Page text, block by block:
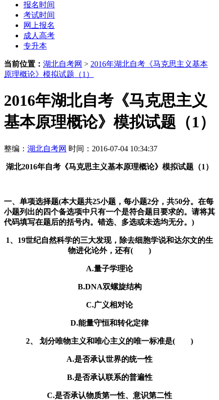
报名时间
考试时间
网上报名
成人高考
专升本
当前位置： 湖北自考网 > 2016年湖北自考《马克思主义基本
原理概论》模拟试题（1）
2016年湖北自考《马克思主义
基本原理概论》模拟试题（1）
整编： 湖北自考网 时间：2016-07-04 10:34:37
湖北2016年自考《马克思主义基本原理概论》模拟试题（1）
一、单项选择题(本大题共25小题，每小题2分，共50分。在每
小题列出的四个备选项中只有一个是符合题目要求的。请将其
代码填写在题后的括号内。错选、多选或未选均无分。)
1、19世纪自然科学的三大发现，除去细胞学说和达尔文的生
物进化论外，还有( )
A.量子学理论
B.DNA双螺旋结构
C.广义相对论
D.能量守恒和转化定律
2、 划分唯物主义和唯心主义的唯一标准是( )
A.是否承认世界的统一性
B.是否承认联系的普遍性
C.是否承认物质第一性、意识第二性